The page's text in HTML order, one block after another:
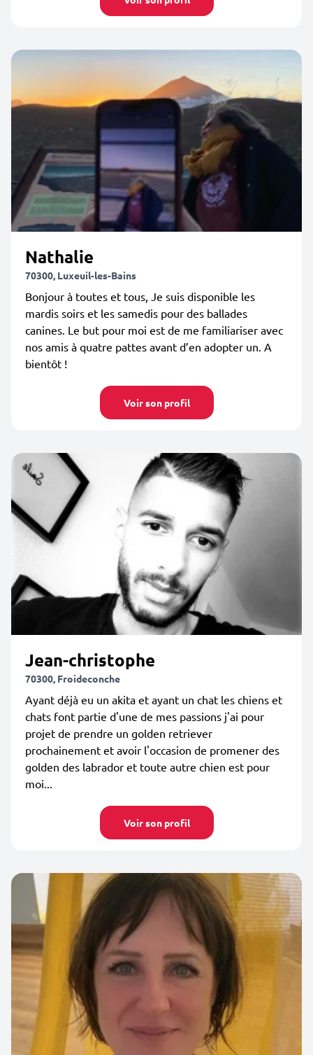
Nathalie
70300, Luxeuil-les-Bains
Bonjour à toutes et tous, Je suis disponible les
mardis soirs et les samedis pour des ballades
canines. Le but pour moi est de me familiariser avec
nos amis à quatre pattes avant d’en adopter un. A
bientôt !
Voir son profil
Jean-christophe
70300, Froideconche
Ayant déjà eu un akita et ayant un chat les chiens et
chats font partie d'une de mes passions j'ai pour
projet de prendre un golden retriever
prochainement et avoir l'occasion de promener des
golden des labrador et toute autre chien est pour
moi...
Voir son profil